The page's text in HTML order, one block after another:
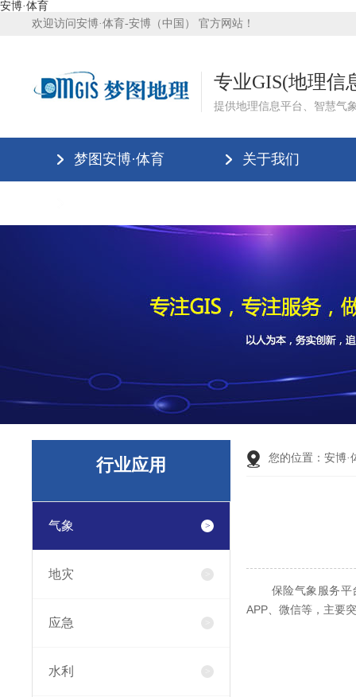
安博·体育
欢迎访问安博·体育-安博（中国） 官方网站！
专业GIS(地理信
提供地理信息平台、智慧气
梦图安博·体育 关于我们
行业应用
气象
地灾
应急
水利
您的位置： 安博·
保险气象服务平台
APP、微信等，主要